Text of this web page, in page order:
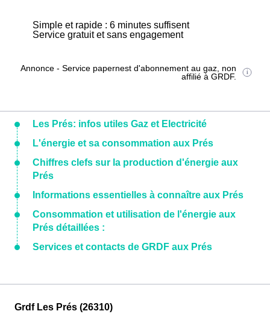
Simple et rapide : 6 minutes suffisent
Service gratuit et sans engagement
Annonce - Service papernest d'abonnement au gaz, non
affilié à GRDF.
Les Prés: infos utiles Gaz et Electricité
L'énergie et sa consommation aux Prés
Chiffres clefs sur la production d'énergie aux
Prés
Informations essentielles à connaître aux Prés
Consommation et utilisation de l'énergie aux
Prés détaillées :
Services et contacts de GRDF aux Prés
Grdf Les Prés (26310)